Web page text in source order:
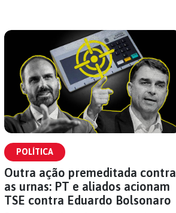
POLÍTICA
Outra ação premeditada contra
as urnas: PT e aliados acionam
TSE contra Eduardo Bolsonaro